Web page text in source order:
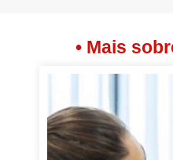
• Mais